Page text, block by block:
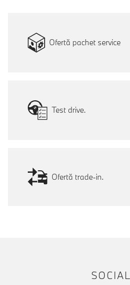
Ofertă pachet service
Test drive.
Ofertă trade-in.
SOCIAL